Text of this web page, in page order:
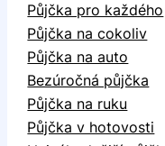
Půjčka pro každého
Půjčka na cokoliv
Půjčka na auto
Bezúročná půjčka
Půjčka na ruku
Půjčka v hotovosti